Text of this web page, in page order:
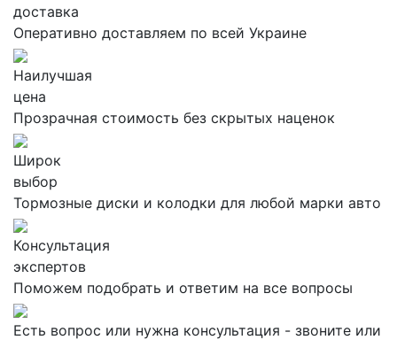
доставка
Оперативно доставляем по всей Украине
Наилучшая
цена
Прозрачная стоимость без скрытых наценок
Широк
выбор
Тормозные диски и колодки для любой марки авто
Консультация
экспертов
Поможем подобрать и ответим на все вопросы
Есть вопрос или нужна консультация - звоните или